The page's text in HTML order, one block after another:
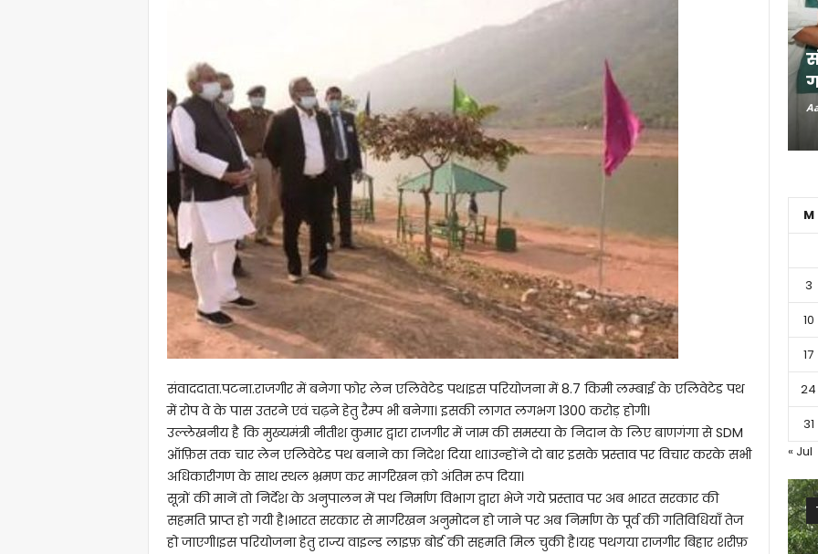
संवाददाता.पटना.राजगीर में बनेगा फोर लेन एलिवेटेड पथ।इस परियोजना में 8.7 किमी लम्बाई के एलिवेटेड पथ
में रोप वे के पास उतरने एवं चढ़ने हेतु रैम्प भी बनेगा। इसकी लागत लगभग 1300 करोड़ होगी।
उल्लेखनीय है कि मुख्यमंत्री नीतीश कुमार द्वारा राजगीर में जाम की समस्या के निदान के लिए बाणगंगा से SDM
ऑफ़िस तक चार लेन एलिवेटेड पथ बनाने का निदेश दिया था।उन्होंने दो बार इसके प्रस्ताव पर विचार करके सभी
अधिकारीगण के साथ स्थल भ्रमण कर मार्गरेखन क़ो अंतिम रूप दिया।
सूत्रों की मानें तो निर्देश के अनुपालन में पथ निर्माण विभाग द्वारा भेजे गये प्रस्ताव पर अब भारत सरकार की
सहमति प्राप्त हो गयी है।भारत सरकार से मार्गरेखन अनुमोदन हो जाने पर अब निर्माण के पूर्व की गतिविधियाँ तेज
हो जाएगी।इस परियोजना हेतु राज्य वाइल्ड लाइफ़ बोर्ड की सहमति मिल चुकी है।यह पथगया राजगीर बिहार शरीफ़
M
3
10
17
24
31
« Jul